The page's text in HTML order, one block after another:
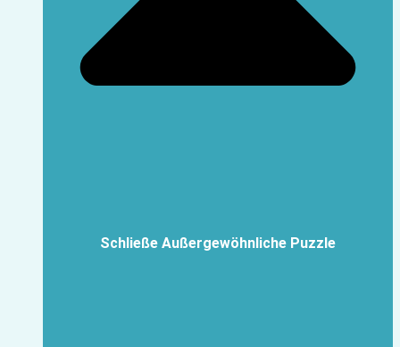
Schließe Außergewöhnliche Puzzle